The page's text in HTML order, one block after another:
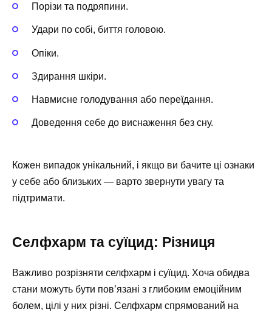
Порізи та подряпини.
Удари по собі, биття головою.
Опіки.
Здирання шкіри.
Навмисне голодування або переїдання.
Доведення себе до виснаження без сну.
Кожен випадок унікальний, і якщо ви бачите ці ознаки
у себе або близьких — варто звернути увагу та
підтримати.
Селфхарм та суїцид: Різниця
Важливо розрізняти селфхарм і суїцид. Хоча обидва
стани можуть бути пов’язані з глибоким емоційним
болем, цілі у них різні. Селфхарм спрямований на